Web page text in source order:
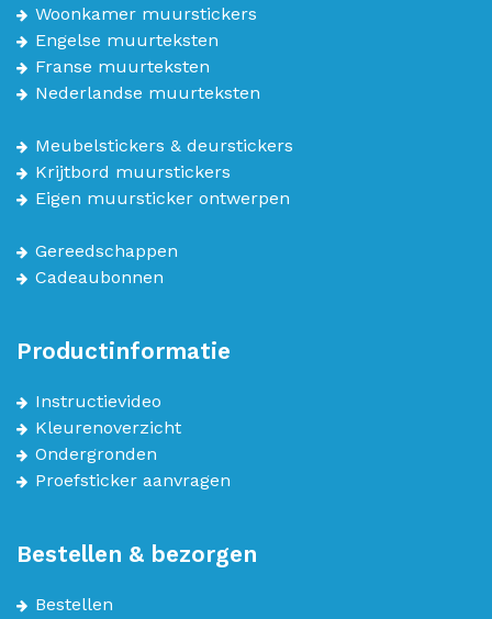
Woonkamer muurstickers
Engelse muurteksten
Franse muurteksten
Nederlandse muurteksten
Meubelstickers & deurstickers
Krijtbord muurstickers
Eigen muursticker ontwerpen
Gereedschappen
Cadeaubonnen
Productinformatie
Instructievideo
Kleurenoverzicht
Ondergronden
Proefsticker aanvragen
Bestellen & bezorgen
Bestellen